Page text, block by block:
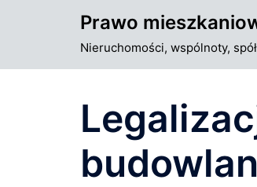
Prawo
Nieruchomości, wspólnoty,